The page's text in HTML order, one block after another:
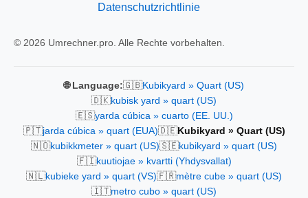
Datenschutzrichtlinie
© 2026 Umrechner.pro. Alle Rechte vorbehalten.
🌐 Language:🇬🇧Kubikyard » Quart (US)
🇩🇰kubisk yard » quart (US)
🇪🇸yarda cúbica » cuarto (EE. UU.)
🇵🇹jarda cúbica » quart (EUA)🇩🇪Kubikyard » Quart (US)
🇳🇴kubikkmeter » quart (US)🇸🇪kubikyard » quart (US)
🇫🇮kuutiojae » kvartti (Yhdysvallat)
🇳🇱kubieke yard » quart (VS)🇫🇷mètre cube » quart (US)
🇮🇹metro cubo » quart (US)